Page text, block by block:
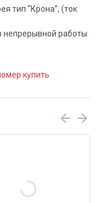
тип “Крона”, (ток
непрерывной работы
купить